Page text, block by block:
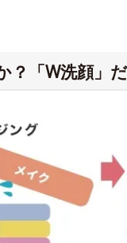
？「W洗顔」